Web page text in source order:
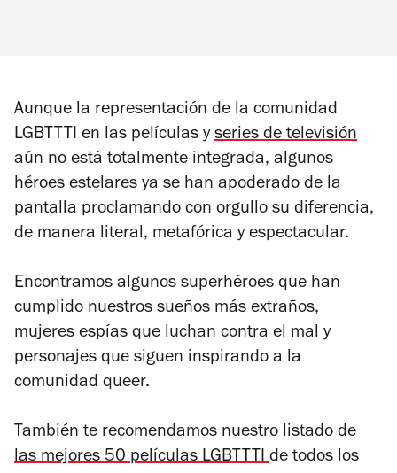
Aunque la representación de la comunidad
LGBTTTI en las películas y series de televisión
aún no está totalmente integrada, algunos
héroes estelares ya se han apoderado de la
pantalla proclamando con orgullo su diferencia,
de manera literal, metafórica y espectacular.
Encontramos algunos superhéroes que han
cumplido nuestros sueños más extraños,
mujeres espías que luchan contra el mal y
personajes que siguen inspirando a la
comunidad queer.
También te recomendamos nuestro listado de
las mejores 50 películas LGBTTTIde todos los